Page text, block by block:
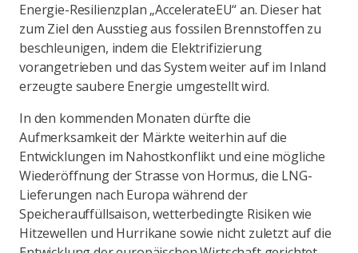
Energie-Resilienzplan „AccelerateEU“ an. Dieser hat
zum Ziel den Ausstieg aus fossilen Brennstoffen zu
beschleunigen, indem die Elektrifizierung
vorangetrieben und das System weiter auf im Inland
erzeugte saubere Energie umgestellt wird.
In den kommenden Monaten dürfte die
Aufmerksamkeit der Märkte weiterhin auf die
Entwicklungen im Nahostkonflikt und eine mögliche
Wiederöffnung der Strasse von Hormus, die LNG-
Lieferungen nach Europa während der
Speicherauffüllsaison, wetterbedingte Risiken wie
Hitzewellen und Hurrikane sowie nicht zuletzt auf die